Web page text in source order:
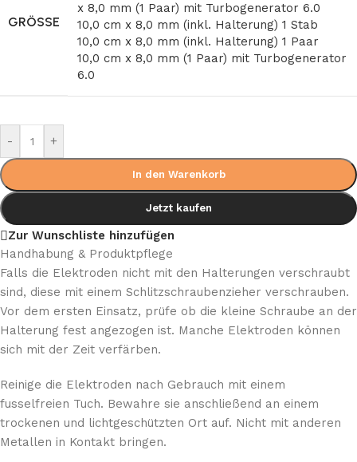
GRÖSSE
x 8,0 mm (1 Paar) mit Turbogenerator 6.0
10,0 cm x 8,0 mm (inkl. Halterung) 1 Stab
10,0 cm x 8,0 mm (inkl. Halterung) 1 Paar
10,0 cm x 8,0 mm (1 Paar) mit Turbogenerator
6.0
- +
In den Warenkorb
Jetzt kaufen
Zur Wunschliste hinzufügen
Handhabung & Produktpflege
Falls die Elektroden nicht mit den Halterungen verschraubt
sind, diese mit einem Schlitzschraubenzieher verschrauben.
Vor dem ersten Einsatz, prüfe ob die kleine Schraube an der
Halterung fest angezogen ist. Manche Elektroden können
sich mit der Zeit verfärben.
Reinige die Elektroden nach Gebrauch mit einem
fusselfreien Tuch. Bewahre sie anschließend an einem
trockenen und lichtgeschützten Ort auf. Nicht mit anderen
Metallen in Kontakt bringen.